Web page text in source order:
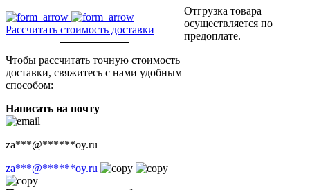
Рассчитать стоимость доставки
Чтобы рассчитать точную стоимость
доставки, свяжитесь с нами удобным
способом:
Написать на почту
za***@******oy.ru
za***@******oy.ru
Отгрузка товара
осуществляется по
предоплате.